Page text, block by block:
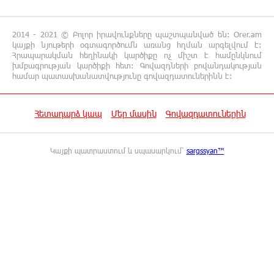
12:27:29 8-08-2026
Սաուդյան Արաբիան, Թուրքիան և
Պակիստանը համատեղ պաշտպանության
մասին համաձայնագիր են կնքել. Արտակ Զաքարյան
պահանջում են, որ Նիկոլ Փաշինյանը
2014 - 2021 © Բոլոր իրավունքները պաշտպանված են: Orer.am
կայքի նյութերի օգտագործումն առանց հղման արգելվում է:
Հրապարակման հեղինակի կարծիքը ոչ միշտ է համընկնում
խմբագրության կարծիքի հետ: Գովազդների բովանդակության
համար պատասխանատվությունը գովազդատուներինն է:
Հետադարձ կապ Մեր մասին Գովազդատուներին
Կայքի պատրաստում և սպասարկում՝ sargssyan™